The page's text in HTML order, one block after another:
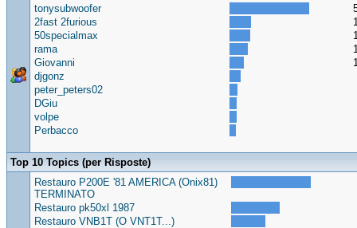
tonysubwoofer
2fast 2furious
50specialmax
rama
Giovanni
djgonz
peter_peters02
DGiu
volpe
Perbacco
Top 10 Topics (per Risposte)
Restauro P200E '81 AMERICA (Onix81)
TERMINATO
Restauro pk50xl 1987
Restauro VNB1T (O VNT1T...)